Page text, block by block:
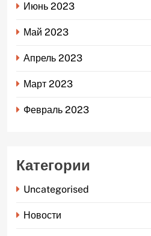
Июнь 2023
Май 2023
Апрель 2023
Март 2023
Февраль 2023
Категории
Uncategorised
Новости